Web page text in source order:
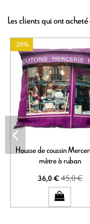
Les clients qui ont
-20%
Housse de coussin
mètre à ruban
36,0 €45,0 €